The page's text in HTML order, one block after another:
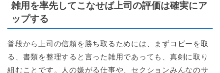
雑用を率先してこなせば上司の評価は確実にア
ップする
普段から上司の信頼を勝ち取るためには、まずコピーを取
る、書類を整理すると言った雑用であっても、真剣に取り
組むことです。人の嫌がる仕事や、セクションみんなのサ